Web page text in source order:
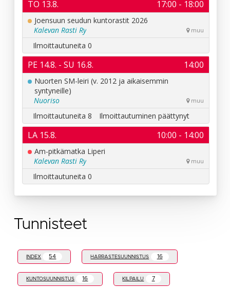
Tunnisteet
INDEX 54 HARRASTESUUNNISTUS 16
KUNTOSUUNNISTUS 16 KILPAILU 7